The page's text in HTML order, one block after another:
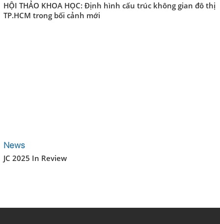
HỘI THẢO KHOA HỌC: Định hình cấu trúc không gian đô thị
TP.HCM trong bối cảnh mới
News
JC 2025 In Review